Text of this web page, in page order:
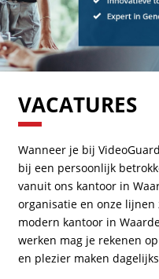
VACATURES
Wanneer je bij
bij een persoonlijk
vanuit ons kantoor in
organisatie en onze lijnen
modern kantoor in
werken mag je rekenen
en plezier maken